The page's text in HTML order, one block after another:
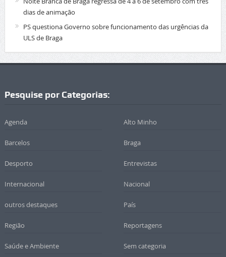
dias de animação
PS questiona Governo sobre funcionamento das urgências da
ULS de Braga
Pesquise por Categorias:
Agenda Alto Minho
Barcelos Braga
Desporto Entrevistas
Internacional Nacional
outros destaques País
Região Reportagens
Saúde e Ambiente Sem categoria